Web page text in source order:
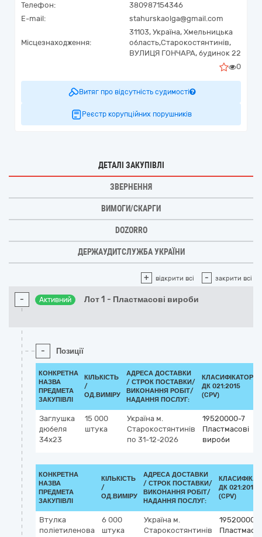
Телефон:
380987154346
E-mail:
stahurskaolga@gmail.com
Місцезнаходження:
31103, Україна, Хмельницька
область,Старокостянтинів,
ВУЛИЦЯ ГОНЧАРА, будинок 22
0
Витяг про відсутність судимості
Реєстр корупційних порушників
ДЕТАЛІ ЗАКУПІВЛІ
ЗВЕРНЕННЯ
ВИМОГИ/СКАРГИ
DOZORRO
ДЕРЖАУДИТСЛУЖБА УКРАЇНИ
+ відкрити всі - закрити всі
- Активний Лот 1 - Пластмасові вироби
- Позиції
КОНКРЕТНА
НАЗВА
ПРЕДМЕТА
ЗАКУПІВЛІ
КІЛЬКІСТЬ
/
ОД.ВИМІРУ
АДРЕСА ДОСТАВКИ
/ СТРОК ПОСТАВКИ/
ВИКОНАННЯ РОБІТ/
НАДАННЯ ПОСЛУГ:
КЛАСИФІКАТОР
ДК 021:2015
(CPV)
Заглушка
дюбеля
34х23
15 000
штука
Україна м.
Старокостянтинів
по 31-12-2026
19520000-7
Пластмасові
вироби
КОНКРЕТНА
НАЗВА
ПРЕДМЕТА
ЗАКУПІВЛІ
КІЛЬКІСТЬ
/
ОД.ВИМІРУ
АДРЕСА ДОСТАВКИ
/ СТРОК ПОСТАВКИ/
ВИКОНАННЯ РОБІТ/
НАДАННЯ ПОСЛУГ:
ДК 021:2015
(CPV)
Втулка
поліетиленова
6 000
штука
Україна м.
Старокостянтинів
19520000-7